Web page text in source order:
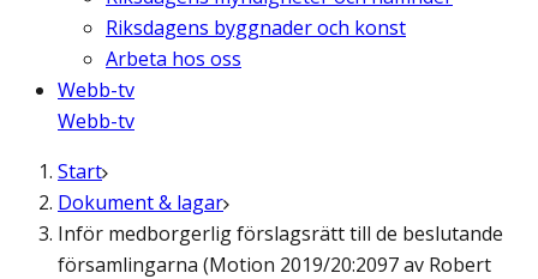
Riksdagens byggnader och konst
Arbeta hos oss
Webb-tv
Webb-tv
Start
Dokument & lagar
Inför medborgerlig förslagsrätt till de beslutande
församlingarna (Motion 2019/20:2097 av Robert